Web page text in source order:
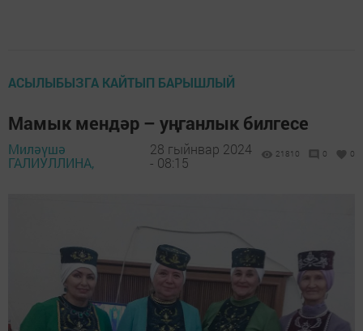
АСЫЛЫБЫЗГА КАЙТЫП БАРЫШЛЫЙ
Мамык мендәр – уңганлык билгесе
Миләүшә
ГАЛИУЛЛИНА,
28 гыйнвар 2024
- 08:15
21810 0 0